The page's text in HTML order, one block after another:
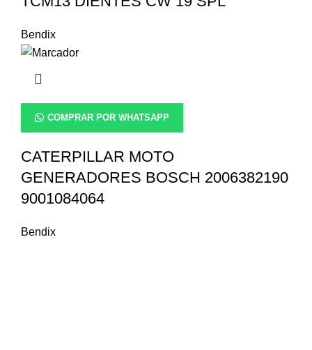
Bendix
COMPRAR POR WHATSAPP
CATERPILLAR MOTO
GENERADORES BOSCH 2006382190
9001084064
Bendix